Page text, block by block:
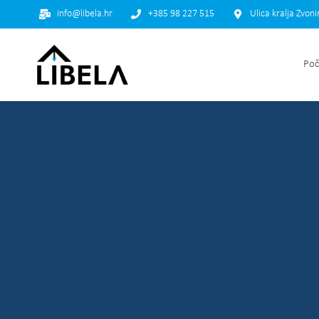
info@libela.hr +385 98 227 515 Ulica kralja